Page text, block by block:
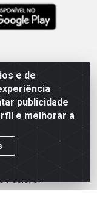
e de
publicidade
e melhorar a
Paulo/SP